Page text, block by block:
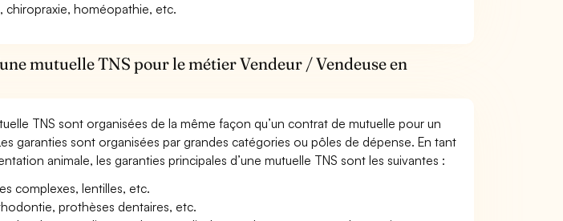
chiropraxie, homéopathie, etc.
mutuelle TNS pour le métier Vendeur / Vendeuse en
TNS sont organisées de la même façon qu’un contrat de mutuelle pour un
garanties sont organisées par grandes catégories ou pôles de dépense. En tant
animale, les garanties principales d’une mutuelle TNS sont les suivantes :
complexes, lentilles, etc.
prothèses dentaires, etc.